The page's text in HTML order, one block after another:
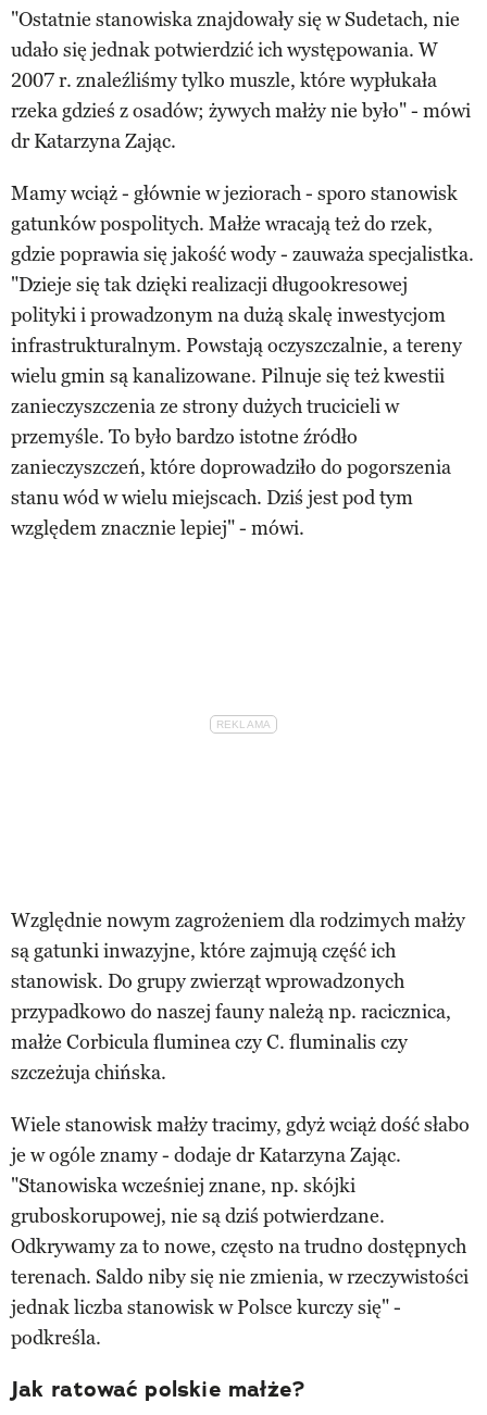
"Ostatnie stanowiska znajdowały się w Sudetach, nie
udało się jednak potwierdzić ich występowania. W
2007 r. znaleźliśmy tylko muszle, które wypłukała
rzeka gdzieś z osadów; żywych małży nie było" - mówi
dr Katarzyna Zając.
Mamy wciąż - głównie w jeziorach - sporo stanowisk
gatunków pospolitych. Małże wracają też do rzek,
gdzie poprawia się jakość wody - zauważa specjalistka.
"Dzieje się tak dzięki realizacji długookresowej
polityki i prowadzonym na dużą skalę inwestycjom
infrastrukturalnym. Powstają oczyszczalnie, a tereny
wielu gmin są kanalizowane. Pilnuje się też kwestii
zanieczyszczenia ze strony dużych trucicieli w
przemyśle. To było bardzo istotne źródło
zanieczyszczeń, które doprowadziło do pogorszenia
stanu wód w wielu miejscach. Dziś jest pod tym
względem znacznie lepiej" - mówi.
Względnie nowym zagrożeniem dla rodzimych małży
są gatunki inwazyjne, które zajmują część ich
stanowisk. Do grupy zwierząt wprowadzonych
przypadkowo do naszej fauny należą np. racicznica,
małże Corbicula fluminea czy C. fluminalis czy
szczeżuja chińska.
Wiele stanowisk małży tracimy, gdyż wciąż dość słabo
je w ogóle znamy - dodaje dr Katarzyna Zając.
"Stanowiska wcześniej znane, np. skójki
gruboskorupowej, nie są dziś potwierdzane.
Odkrywamy za to nowe, często na trudno dostępnych
terenach. Saldo niby się nie zmienia, w rzeczywistości
jednak liczba stanowisk w Polsce kurczy się" -
podkreśla.
Jak ratować polskie małże?